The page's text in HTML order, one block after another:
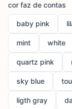
cor faz de contas
baby pink
mint white
quartz pink
sky blue
ligth gray